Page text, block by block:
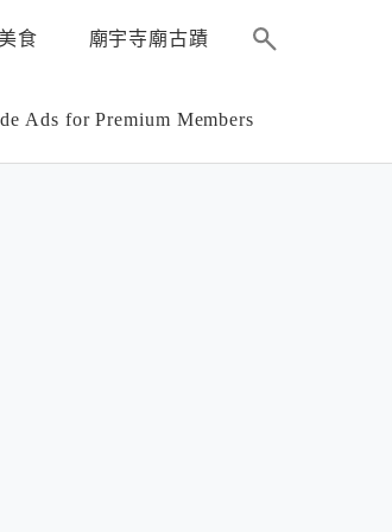
食 廟宇寺廟古蹟
Ads for Premium Members